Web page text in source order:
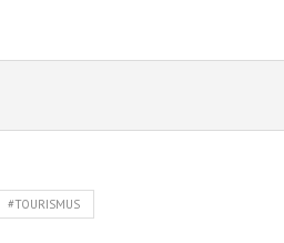
#TOURISMUS